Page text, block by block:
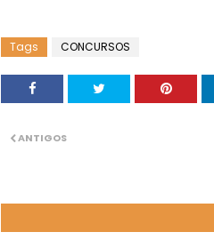
Tags CONCURSOS
ANTIGOS